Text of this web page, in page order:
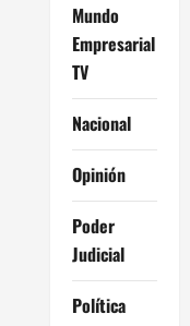
Mundo
Empresarial
TV
Nacional
Opinión
Poder
Judicial
Política